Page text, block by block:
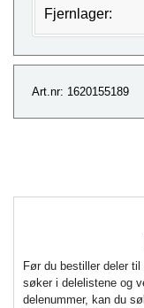
Fjernlager:
Art.nr: 1620155189
Før du bestiller deler
søker i delelistene og
delenummer, kan du